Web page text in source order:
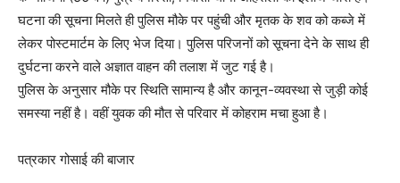
घटना की सूचना मिलते ही पुलिस मौके पर पहुंची और मृतक के शव को कब्जे में
लेकर पोस्टमार्टम के लिए भेज दिया। पुलिस परिजनों को सूचना देने के साथ ही
दुर्घटना करने वाले अज्ञात वाहन की तलाश में जुट गई है।
पुलिस के अनुसार मौके पर स्थिति सामान्य है और कानून-व्यवस्था से जुड़ी कोई
समस्या नहीं है। वहीं युवक की मौत से परिवार में कोहराम मचा हुआ है।
पत्रकार गोसाई की बाजार